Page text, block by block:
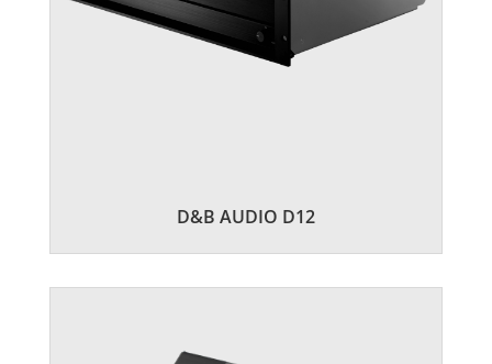
D&B AUDIO D12